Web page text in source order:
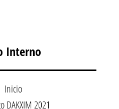
Interno
Inicio
DAKXIM 2021